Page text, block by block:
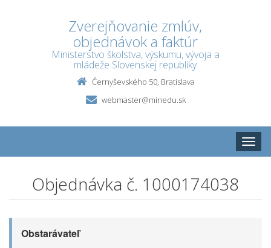
Zverejňovanie zmlúv,
objednávok a faktúr
Ministerstvo školstva, výskumu, vývoja a
mládeže Slovenskej republiky
Černyševského 50, Bratislava
webmaster@minedu.sk
Toggle
Objednávka č. 1000174038
Obstarávateľ